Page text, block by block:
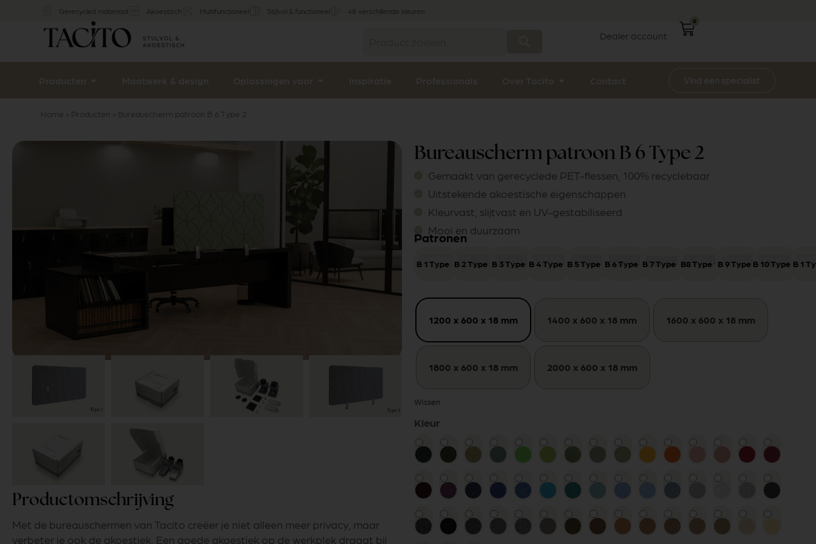
Gerecycled materiaal Akoestisch Multifunctioneel Stijlvol & functioneel 48 verschillende kleuren
Dealer account
0
Home Producten Bureauscherm patroon B 6 Type 2
Productomschrijving
Met de bureauschermen van Tacito creëer je niet alleen meer privacy, maar
verbeter je ook de akoestiek. Een goede akoestiek op de werkplek draagt bij
Bureauscherm patroon B 6 Type 2
Gemaakt van gerecyclede PET-flessen, 100% recyclebaar
Uitstekende akoestische eigenschappen
Kleurvast, slijtvast en UV-gestabiliseerd
Mooi en duurzaam
Patronen
B 1 Type 1B 2 Type 1B 3 Type 1B 4 Type 1B 5 Type 1B 6 Type 1B 7 Type 1B8 Type 1B 9 Type 1B 10 Type 1B 1
1200 x 600 x 18 mm 1400 x 600 x 18 mm 1600 x 600 x 18 mm
1800 x 600 x 18 mm 2000 x 600 x 18 mm
Wissen
Kleur